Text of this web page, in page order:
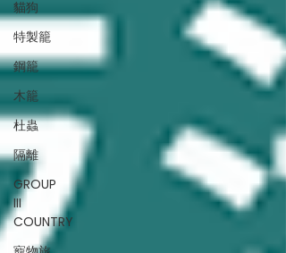
貓狗
特製籠
鋼籠
木籠
杜蟲
隔離
GROUP
III
COUNTRY